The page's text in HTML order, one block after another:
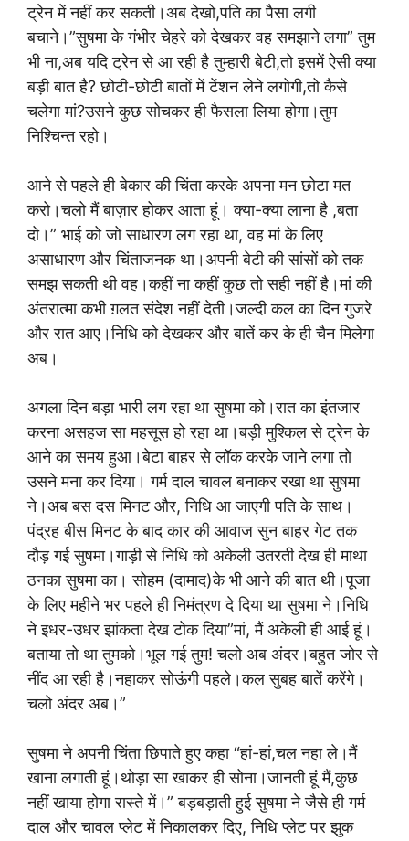
ट्रेन में नहीं कर सकती।अब देखो,पति का पैसा लगी
बचाने।”सुषमा के गंभीर चेहरे को देखकर वह समझाने लगा” तुम
भी ना,अब यदि ट्रेन से आ रही है तुम्हारी बेटी,तो इसमें ऐसी क्या
बड़ी बात है? छोटी-छोटी बातों में टेंशन लेने लगोगी,तो कैसे
चलेगा मां?उसने कुछ सोचकर ही फैसला लिया होगा।तुम
निश्चिन्त रहो।
आने से पहले ही बेकार की चिंता करके अपना मन छोटा मत
करो।चलो मैं बाज़ार होकर आता हूं। क्या-क्या लाना है ,बता
दो।” भाई को जो साधारण लग रहा था, वह मां के लिए
असाधारण और चिंताजनक था।अपनी बेटी की सांसों को तक
समझ सकती थी वह।कहीं ना कहीं कुछ तो सही नहीं है।मां की
अंतरात्मा कभी ग़लत संदेश नहीं देती।जल्दी कल का दिन गुजरे
और रात आए।निधि को देखकर और बातें कर के ही चैन मिलेगा
अब।
अगला दिन बड़ा भारी लग रहा था सुषमा को।रात का इंतजार
करना असहज सा महसूस हो रहा था।बड़ी मुश्किल से ट्रेन के
आने का समय हुआ।बेटा बाहर से लॉक करके जाने लगा तो
उसने मना कर दिया। गर्म दाल चावल बनाकर रखा था सुषमा
ने।अब बस दस मिनट और, निधि आ जाएगी पति के साथ।
पंद्रह बीस मिनट के बाद कार की आवाज सुन बाहर गेट तक
दौड़ गई सुषमा।गाड़ी से निधि को अकेली उतरती देख ही माथा
ठनका सुषमा का। सोहम (दामाद)के भी आने की बात थी।पूजा
के लिए महीने भर पहले ही निमंत्रण दे दिया था सुषमा ने।निधि
ने इधर-उधर झांकता देख टोक दिया”मां, मैं अकेली ही आई हूं।
बताया तो था तुमको।भूल गई तुम! चलो अब अंदर।बहुत जोर से
नींद आ रही है।नहाकर सोऊंगी पहले।कल सुबह बातें करेंगे।
चलो अंदर अब।”
सुषमा ने अपनी चिंता छिपाते हुए कहा “हां-हां,चल नहा ले।मैं
खाना लगाती हूं।थोड़ा सा खाकर ही सोना।जानती हूं मैं,कुछ
नहीं खाया होगा रास्ते में।” बड़बड़ाती हुई सुषमा ने जैसे ही गर्म
दाल और चावल प्लेट में निकालकर दिए, निधि प्लेट पर झुक